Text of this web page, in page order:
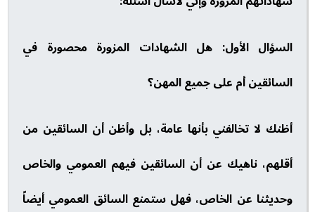
السؤال الأول: هل الشهادات المزورة محصورة في
السائقين أم على جميع المهن؟
أظنك لا تخالفني بأنها عامة، بل وأظن أن السائقين من
أقلهم، ناهيك عن أن السائقين فيهم العمومي والخاص
وحديثنا عن الخاص، فهل ستمنع السائق العمومي أيضاً